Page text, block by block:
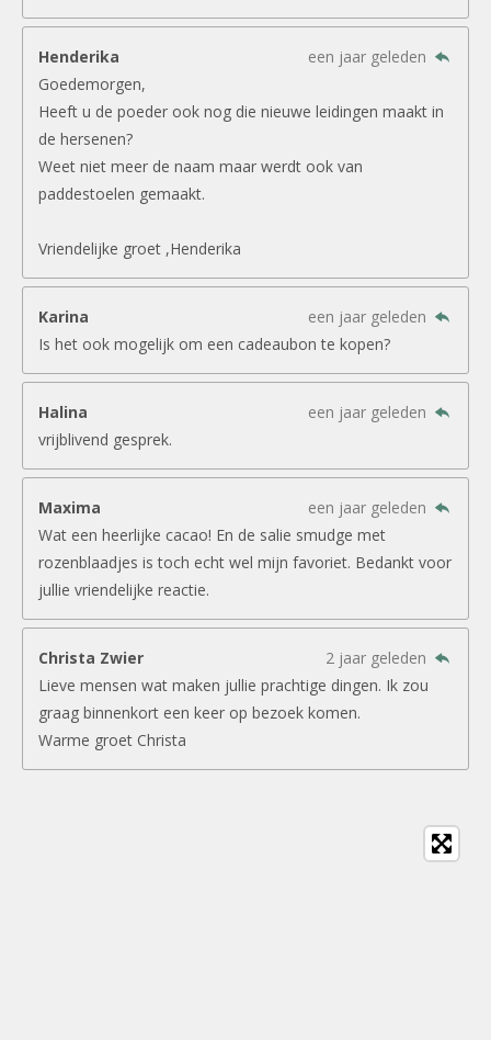
Henderika
een jaar geleden
Goedemorgen,
Heeft u de poeder ook nog die nieuwe leidingen maakt in
de hersenen?
Weet niet meer de naam maar werdt ook van
paddestoelen gemaakt.
Vriendelijke groet ,Henderika
Karina
een jaar geleden
Is het ook mogelijk om een cadeaubon te kopen?
Halina
een jaar geleden
vrijblivend gesprek.
Maxima
een jaar geleden
Wat een heerlijke cacao! En de salie smudge met
rozenblaadjes is toch echt wel mijn favoriet. Bedankt voor
jullie vriendelijke reactie.
Christa Zwier
2 jaar geleden
Lieve mensen wat maken jullie prachtige dingen. Ik zou
graag binnenkort een keer op bezoek komen.
Warme groet Christa